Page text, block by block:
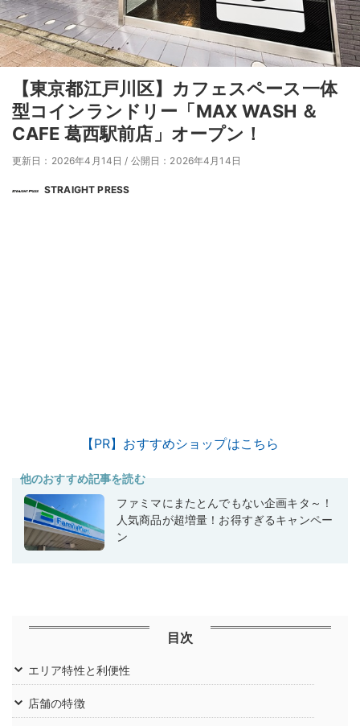
【東京都江戸川区】カフェスペース一体
型コインランドリー「MAX WASH ＆
CAFE 葛西駅前店」オープン！
更新日：2026年4月14日 / 公開日：2026年4月14日
STRAIGHT PRESS
【PR】おすすめショップはこちら
他のおすすめ記事を読む
ファミマにまたとんでもない企画キタ～！
人気商品が超増量！お得すぎるキャンペー
ン
目次
エリア特性と利便性
店舗の特徴